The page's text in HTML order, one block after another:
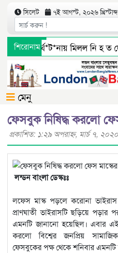
সিলেট ৭ই আগস্ট, ২০২৬
শিরোনাম
সড়ক দু*র্ঘ*ট*নায় মিলল নি হ ত
জামাতে নামাজ ৩২ শিশু-
মেনু
ফেসবুক নিষিদ্ধ করলো
প্রকাশিত: ১:২৯ অপরাহ্ণ, মার্চ ৭, ২০২০
লন্ডন বাংলা ডেস্কঃঃ
লফেস মাস্ক পড়লে করোনা ভাইরাস
প্রাণঘাতী ভাইরাসটি ছড়িয়ে পড়ার
এমনটি জানানো হয়েছিল। এবার এই
করলো বিশ্বের জনপ্রিয়
ফেসবুকের পক্ষ থেকে শনিবার